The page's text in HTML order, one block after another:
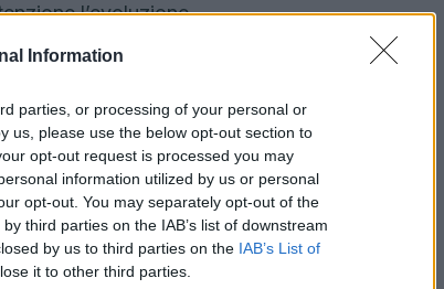
Information
parties, or processing of your personal or
us, please use the below opt-out section to
opt-out request is processed you may
information utilized by us or personal
opt-out. You may separately opt-out of the
third parties on the IAB’s list of downstream
by us to third parties on the IAB’s List of
it to other third parties.
l’evoluzione